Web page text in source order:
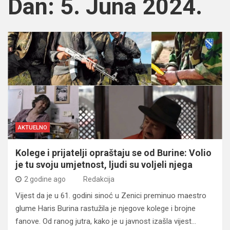
Dan: 5. Juna 2024.
AKTUELNO
Kolege i prijatelji opraštaju se od Burine: Volio
je tu svoju umjetnost, ljudi su voljeli njega
2 godine ago Redakcija
Vijest da je u 61. godini sinoć u Zenici preminuo maestro
glume Haris Burina rastužila je njegove kolege i brojne
fanove. Od ranog jutra, kako je u javnost izašla vijest…